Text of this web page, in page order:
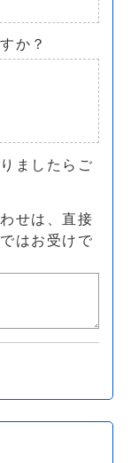
か？
ましたらご
せは、直接
はお受けで